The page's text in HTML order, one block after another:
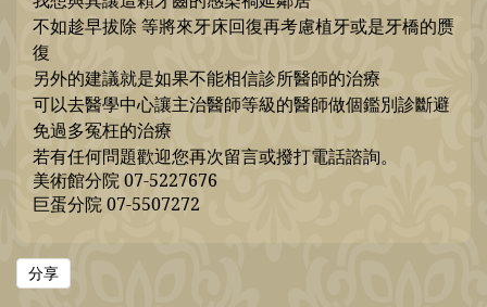
不如趁早拔除 等將來牙床回復再考慮植牙或是牙橋的赝
復
另外的建議就是如果不能相信診所醫師的治療
可以去醫學中心讓主治醫師等級的醫師做個鑑別診斷避
免過多冤枉的治療
若有任何問題歡迎您再次留言或撥打電話諮詢。
美術館分院 07-5227676
巨蛋分院 07-5507272
分享